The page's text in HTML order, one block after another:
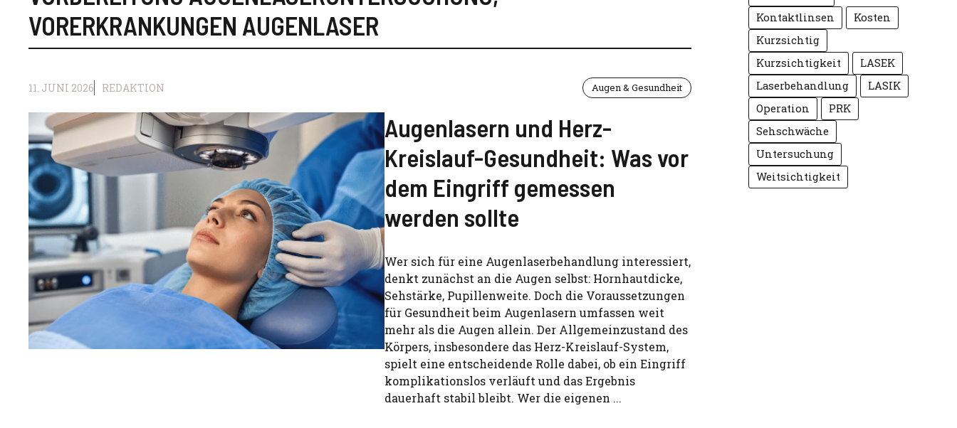
VORERKRANKUNGEN AUGENLASER
11. JUNI 2026 REDAKTION Augen & Gesundheit
Augenlasern und Herz-
Kreislauf-Gesundheit: Was vor
dem Eingriff gemessen
werden sollte
Wer sich für eine Augenlaserbehandlung interessiert,
denkt zunächst an die Augen selbst: Hornhautdicke,
Sehstärke, Pupillenweite. Doch die Voraussetzungen
für Gesundheit beim Augenlasern umfassen weit
mehr als die Augen allein. Der Allgemeinzustand des
Körpers, insbesondere das Herz-Kreislauf-System,
spielt eine entscheidende Rolle dabei, ob ein Eingriff
komplikationslos verläuft und das Ergebnis
dauerhaft stabil bleibt. Wer die eigenen ...
Kontaktlinsen
Kosten
Kurzsichtig
Kurzsichtigkeit
LASEK
Laserbehandlung
LASIK
Operation
PRK
Sehschwäche
Untersuchung
Weitsichtigkeit